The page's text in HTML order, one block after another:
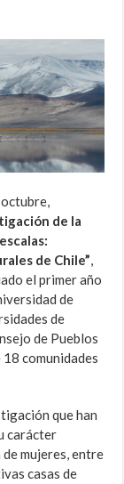
de la
de Chile”,
el primer año
de
de
de Pueblos
comunidades
que han
carácter
mujeres, entre
casas de